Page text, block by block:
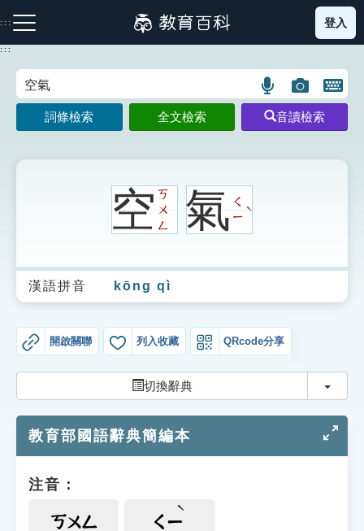
到
主
:::
注音索引圖示 筆畫索引圖示 部首索引表圖示
生字詞彙表
成語故事
索引選單
單字索引
遊戲專區
登入
:::
語
言
搜
圖
片
搜
開
鍵
圖
詞條檢索 全文檢索 音讀檢索
空ㄎ
ㄨ
ㄥ
氣ㄑ
ㄧ
ˋ
漢語拼音 kōng qì
開啟關聯 列入收藏 QRcode分享
切換辭典 切換
教育部國語辭典簡編本
注音：
ㄎㄨㄥ ㄑㄧ